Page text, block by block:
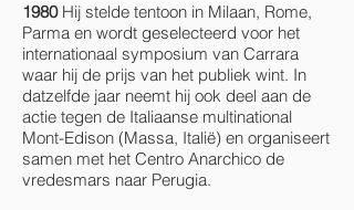
1980Hij stelde tentoon in Milaan, Rome,
Parma en wordt geselecteerd voor het
internationaal symposium van Carrara
waar hij de prijs van het publiek wint. In
datzelfde jaar neemt hij ook deel aan de
actie tegen de Italiaanse multinational
Mont-Edison (Massa, Italië) en organiseert
samen met het Centro Anarchico de
vredesmars naar Perugia.